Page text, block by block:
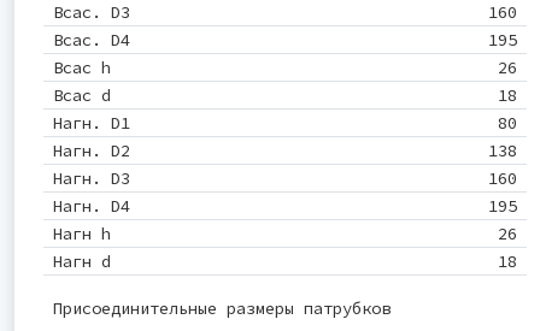
Всас. D3
160
Всас. D4
195
Всас h
26
Всас d
18
Нагн. D1
80
Нагн. D2
138
Нагн. D3
160
Нагн. D4
195
Нагн h
26
Нагн d
18
Присоединительные размеры патрубков